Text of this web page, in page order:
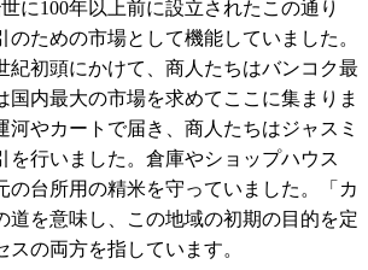
に100年以上前に設立されたこの通り
のための市場として機能していました。
紀初頭にかけて、商人たちはバンコク最
国内最大の市場を求めてここに集まりま
河やカートで届き、商人たちはジャスミ
を行いました。倉庫やショップハウス
の台所用の精米を守っていました。「カ
道を意味し、この地域の初期の目的を定
の両方を指しています。